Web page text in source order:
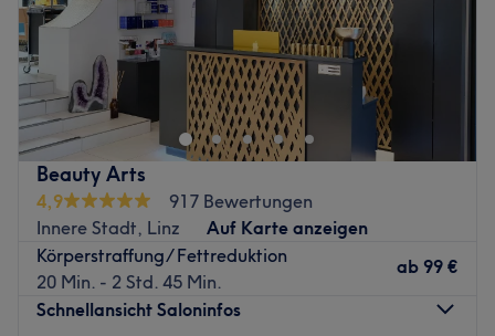
Beauty Arts
4,9
917 Bewertungen
Innere Stadt, Linz
Auf Karte anzeigen
Körperstraffung/ Fettreduktion
20 Min. - 2 Std. 45 Min.
ab 99 €
Schnellansicht Saloninfos